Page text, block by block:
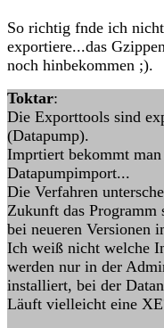
So richtig fnde ich
exportiere...das
noch hinbekommen ;).
Toktar:
Die Exporttools sind
(Datapump).
Imprtiert bekommt
Datapumpimport...
Die Verfahren
Zukunft das
bei neueren Versionen
Ich weiß nicht welche
werden nur in der
installiert, bei der
Läuft vielleicht eine